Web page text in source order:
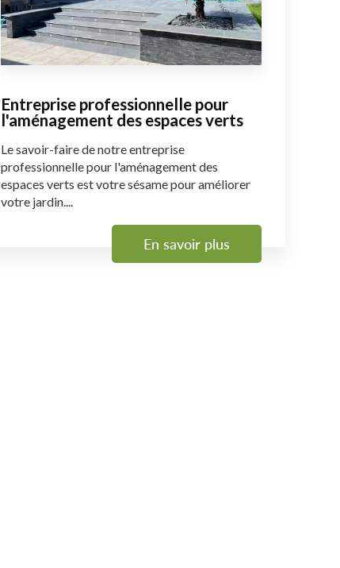
Entreprise professionnelle pour
l'aménagement des espaces verts
Le savoir-faire de notre entreprise
professionnelle pour l'aménagement des
espaces verts est votre sésame pour améliorer
votre jardin....
En savoir plus